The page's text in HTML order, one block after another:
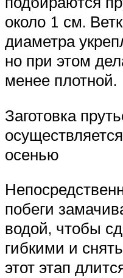
около 1 см.
диаметра
но при этом
менее плотной.
Заготовка
осенью
побеги
водой, чтобы
гибкими и
этот этап